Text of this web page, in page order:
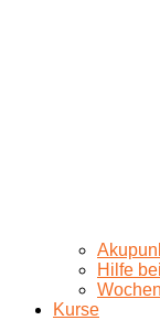
Hilfe
Kurse